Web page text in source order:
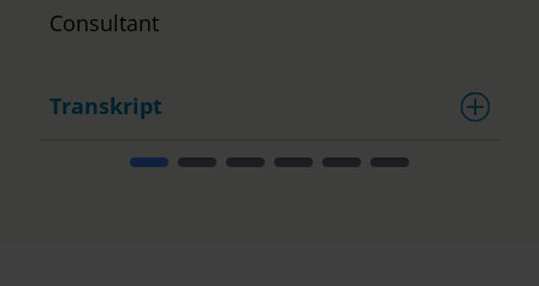
Consultant
Transkript